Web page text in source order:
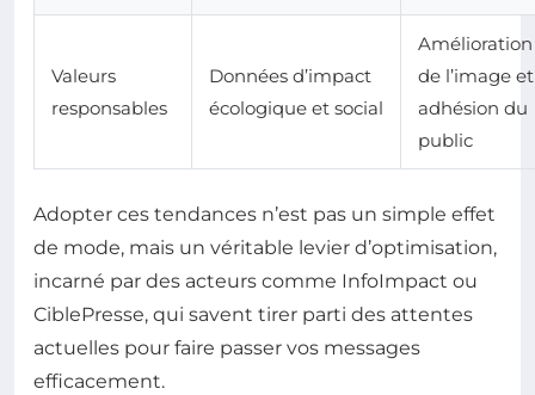
Valeurs
responsables
Données d’impact
écologique et social
Amélioration
de l’image et
adhésion du
public
Adopter ces tendances n’est pas un simple effet
de mode, mais un véritable levier d’optimisation,
incarné par des acteurs comme InfoImpact ou
CiblePresse, qui savent tirer parti des attentes
actuelles pour faire passer vos messages
efficacement.